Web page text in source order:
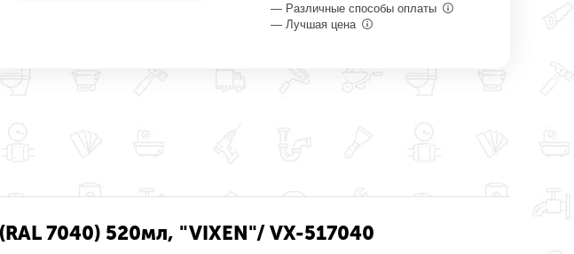
— Различные способы оплаты
— Лучшая цена
7040) 520мл, "VIXEN"/ VX-517040